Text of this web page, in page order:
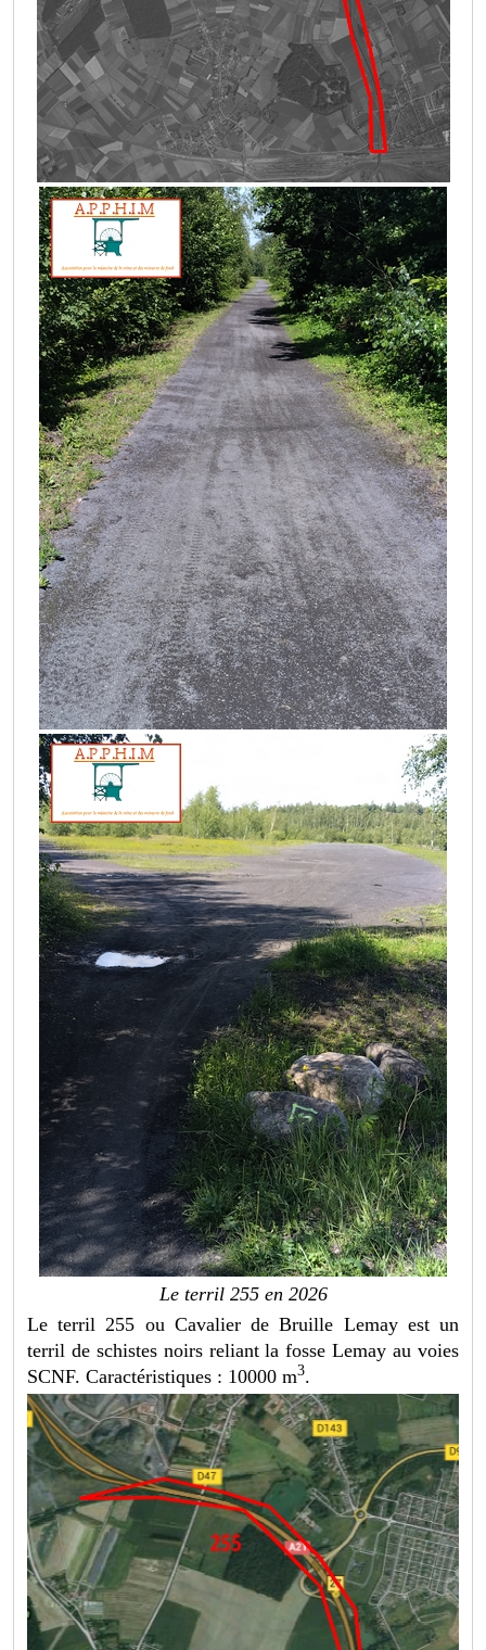
Le terril 255 en 2026
Le terril 255 ou Cavalier de Bruille Lemay est un
terril de schistes noirs reliant la fosse Lemay au voies
SCNF. Caractéristiques : 10000 m3.